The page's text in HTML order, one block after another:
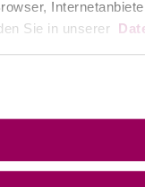
Sie in unserer